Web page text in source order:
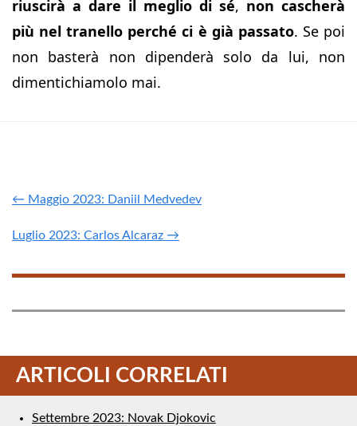
riuscirà a dare il meglio di sé, non cascherà
più nel tranello perché ci è già passato. Se poi
non basterà non dipenderà solo da lui, non
dimentichiamolo mai.
← Maggio 2023: Daniil Medvedev
Luglio 2023: Carlos Alcaraz →
ARTICOLI CORRELATI
Settembre 2023: Novak Djokovic